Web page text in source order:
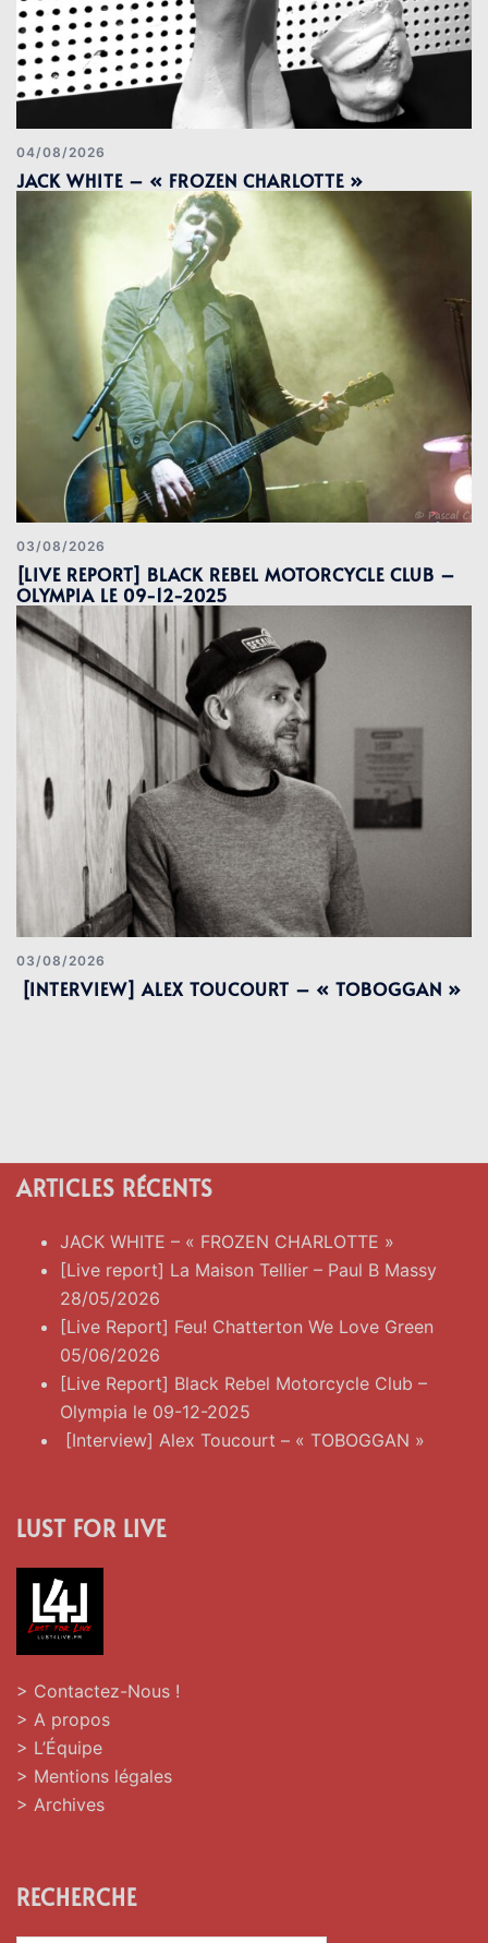
04/08/2026
JACK WHITE – « FROZEN CHARLOTTE »
03/08/2026
[LIVE REPORT] BLACK REBEL MOTORCYCLE CLUB –
OLYMPIA LE 09-12-2025
03/08/2026
[INTERVIEW] ALEX TOUCOURT – « TOBOGGAN »
ARTICLES RÉCENTS
JACK WHITE – « FROZEN CHARLOTTE »
[Live report] La Maison Tellier – Paul B Massy
28/05/2026
[Live Report] Feu! Chatterton We Love Green
05/06/2026
[Live Report] Black Rebel Motorcycle Club –
Olympia le 09-12-2025
[Interview] Alex Toucourt – « TOBOGGAN »
LUST FOR LIVE
> Contactez-Nous !
> A propos
> L’Équipe
> Mentions légales
> Archives
RECHERCHE